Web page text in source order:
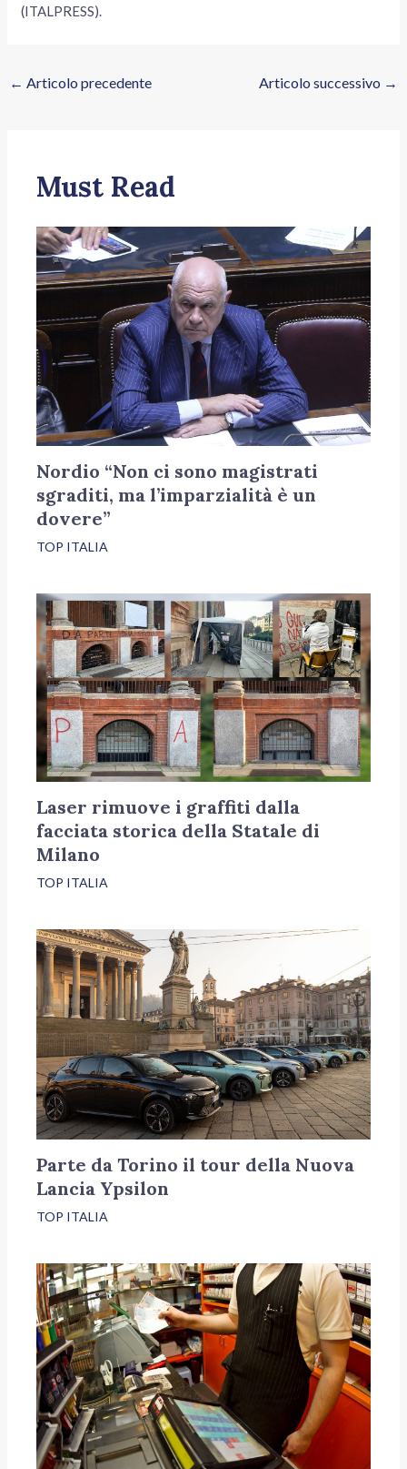
(ITALPRESS).
← Articolo precedente Articolo successivo →
Must Read
Nordio “Non ci sono magistrati
sgraditi, ma l’imparzialità è un
dovere”
TOP ITALIA
Laser rimuove i graffiti dalla
facciata storica della Statale di
Milano
TOP ITALIA
Parte da Torino il tour della Nuova
Lancia Ypsilon
TOP ITALIA